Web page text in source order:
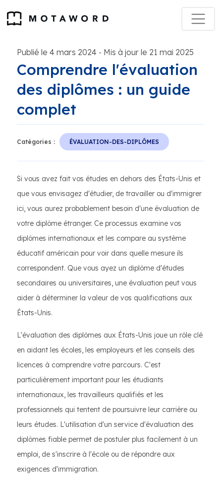
Publié le 4 mars 2024 - Mis à jour le 21 mai 2025
Comprendre l'évaluation
des diplômes : un guide
complet
Catégories : ÉVALUATION-DES-DIPLÔMES
Si vous avez fait vos études en dehors des États-Unis et
que vous envisagez d'étudier, de travailler ou d'immigrer
ici, vous aurez probablement besoin d'une évaluation de
votre diplôme étranger. Ce processus examine vos
diplômes internationaux et les compare au système
éducatif américain pour voir dans quelle mesure ils
correspondent. Que vous ayez un diplôme d'études
secondaires ou universitaires, une évaluation peut vous
aider à déterminer la valeur de vos qualifications aux
États-Unis.
L'évaluation des diplômes aux États-Unis joue un rôle clé
en aidant les écoles, les employeurs et les conseils des
licences à comprendre votre parcours. C'est
particulièrement important pour les étudiants
internationaux, les travailleurs qualifiés et les
professionnels qui tentent de poursuivre leur carrière ou
leurs études. L'utilisation d'un service d'évaluation des
diplômes fiable permet de postuler plus facilement à un
emploi, de s'inscrire à l'école ou de répondre aux
exigences d'immigration.